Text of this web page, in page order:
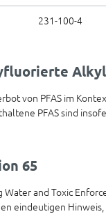
231-100-4
von PFAS im
PFAS sind
65
Water and Toxic
eindeutigen